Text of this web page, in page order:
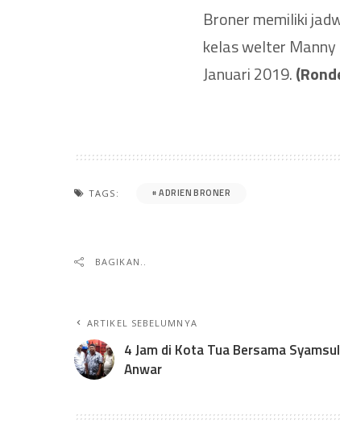
Broner memiliki
kelas welter Manny
Januari 2019.
TAGS: ADRIEN BRONER
BAGIKAN..
ARTIKEL SEBELUMNYA
4 Jam di Kota Tua Bersama Syamsul
Anwar